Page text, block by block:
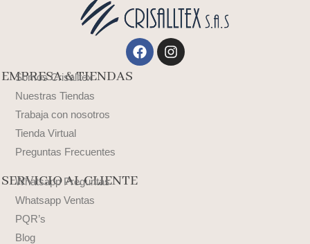
FacebookInstagram
EMPRESA & TIENDAS
Somos Crisalltex
Nuestras Tiendas
Trabaja con nosotros
Tienda Virtual
Preguntas Frecuentes
SERVICIO AL CLIENTE
Whatsapp Preguntas
Whatsapp Ventas
PQR’s
Blog